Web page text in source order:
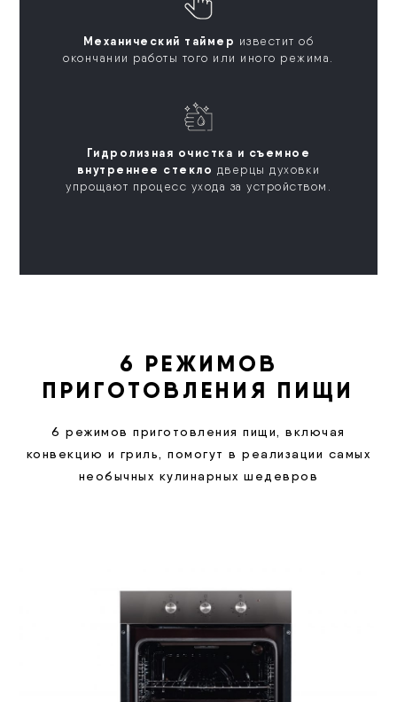
Механический таймер известит об
окончании работы того или иного режима.
Гидролизная очистка и съемное
внутреннее стекло дверцы духовки
упрощают процесс ухода за устройством.
6 РЕЖИМОВ
ПРИГОТОВЛЕНИЯ ПИЩИ
6 режимов приготовления пищи, включая
конвекцию и гриль, помогут в реализации самых
необычных кулинарных шедевров